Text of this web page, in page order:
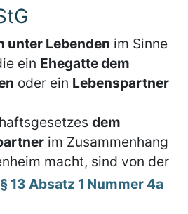
unter Lebenden im Sinne
ein Ehegatte dem
oder ein Lebenspartner
dem
im Zusammenhang
macht, sind von der
§ 13 Absatz 1 Nummer 4a